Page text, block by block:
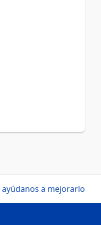
ayúdanos a mejorarlo